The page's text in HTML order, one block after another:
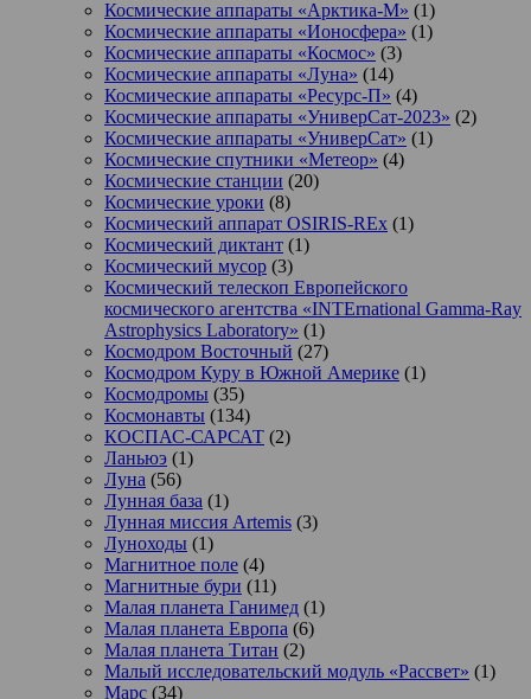
Космические аппараты «Арктика-М» (1)
Космические аппараты «Ионосфера» (1)
Космические аппараты «Космос» (3)
Космические аппараты «Луна» (14)
Космические аппараты «Ресурс-П» (4)
Космические аппараты «УниверСат-2023» (2)
Космические аппараты «УниверСат» (1)
Космические спутники «Метеор» (4)
Космические станции (20)
Космические уроки (8)
Космический аппарат OSIRIS-REx (1)
Космический диктант (1)
Космический мусор (3)
Космический телескоп Европейского
космического агентства «INTErnational Gamma-Ray
Astrophysics Laboratory» (1)
Космодром Восточный (27)
Космодром Куру в Южной Америке (1)
Космодромы (35)
Космонавты (134)
КОСПАС-САРСАТ (2)
Ланьюэ (1)
Луна (56)
Лунная база (1)
Лунная миссия Artemis (3)
Луноходы (1)
Магнитное поле (4)
Магнитные бури (11)
Малая планета Ганимед (1)
Малая планета Европа (6)
Малая планета Титан (2)
Малый исследовательский модуль «Рассвет» (1)
Марс (34)